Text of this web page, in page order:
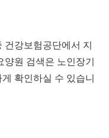
건강보험공단에서 지
양원 검색은 노인장기
확인하실 수 있습니